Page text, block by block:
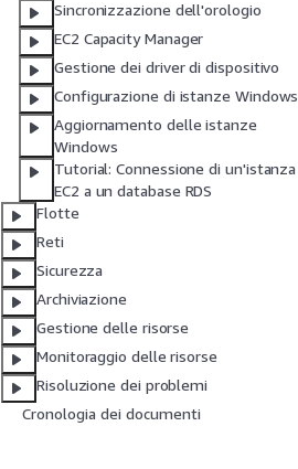
Sincronizzazione dell'orologio
EC2 Capacity Manager
Gestione dei driver di dispositivo
Configurazione di istanze Windows
Aggiornamento delle istanze
Windows
Tutorial: Connessione di un'istanza
EC2 a un database RDS
Flotte
Reti
Sicurezza
Archiviazione
Gestione delle risorse
Monitoraggio delle risorse
Risoluzione dei problemi
Cronologia dei documenti